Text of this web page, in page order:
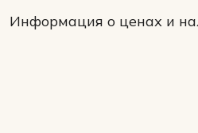
Информация о ценах и